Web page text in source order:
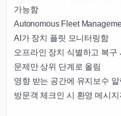
가능함
Autonomous Fleet
AI가 장치 플릿 모니터링함
오프라인 장치 식별하고 복
문제만 상위 단계로 올림
영향 받는 공간에 유지보수
방문객 체크인 시 환영 메시